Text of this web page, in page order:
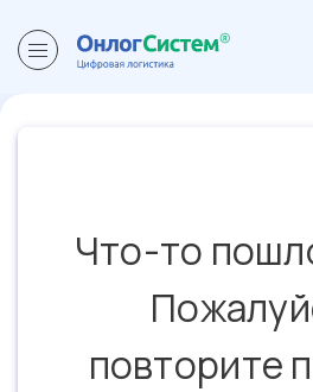
Что-то
повторите